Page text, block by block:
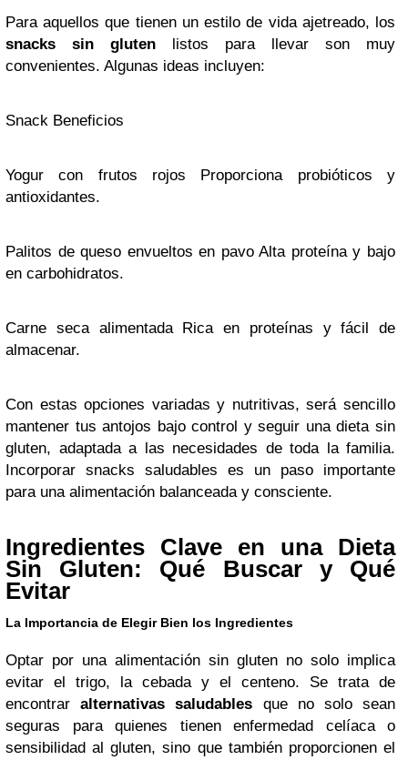
Para aquellos que tienen un estilo de vida ajetreado, los
snacks sin gluten listos para llevar son muy
convenientes. Algunas ideas incluyen:
Snack Beneficios
Yogur con frutos rojos Proporciona probióticos y
antioxidantes.
Palitos de queso envueltos en pavo Alta proteína y bajo
en carbohidratos.
Carne seca alimentada Rica en proteínas y fácil de
almacenar.
Con estas opciones variadas y nutritivas, será sencillo
mantener tus antojos bajo control y seguir una dieta sin
gluten, adaptada a las necesidades de toda la familia.
Incorporar snacks saludables es un paso importante
para una alimentación balanceada y consciente.
Ingredientes Clave en una Dieta
Sin Gluten: Qué Buscar y Qué
Evitar
La Importancia de Elegir Bien los Ingredientes
Optar por una alimentación sin gluten no solo implica
evitar el trigo, la cebada y el centeno. Se trata de
encontraralternativas saludables que no solo sean
seguras para quienes tienen enfermedad celíaca o
sensibilidad al gluten, sino que también proporcionen el